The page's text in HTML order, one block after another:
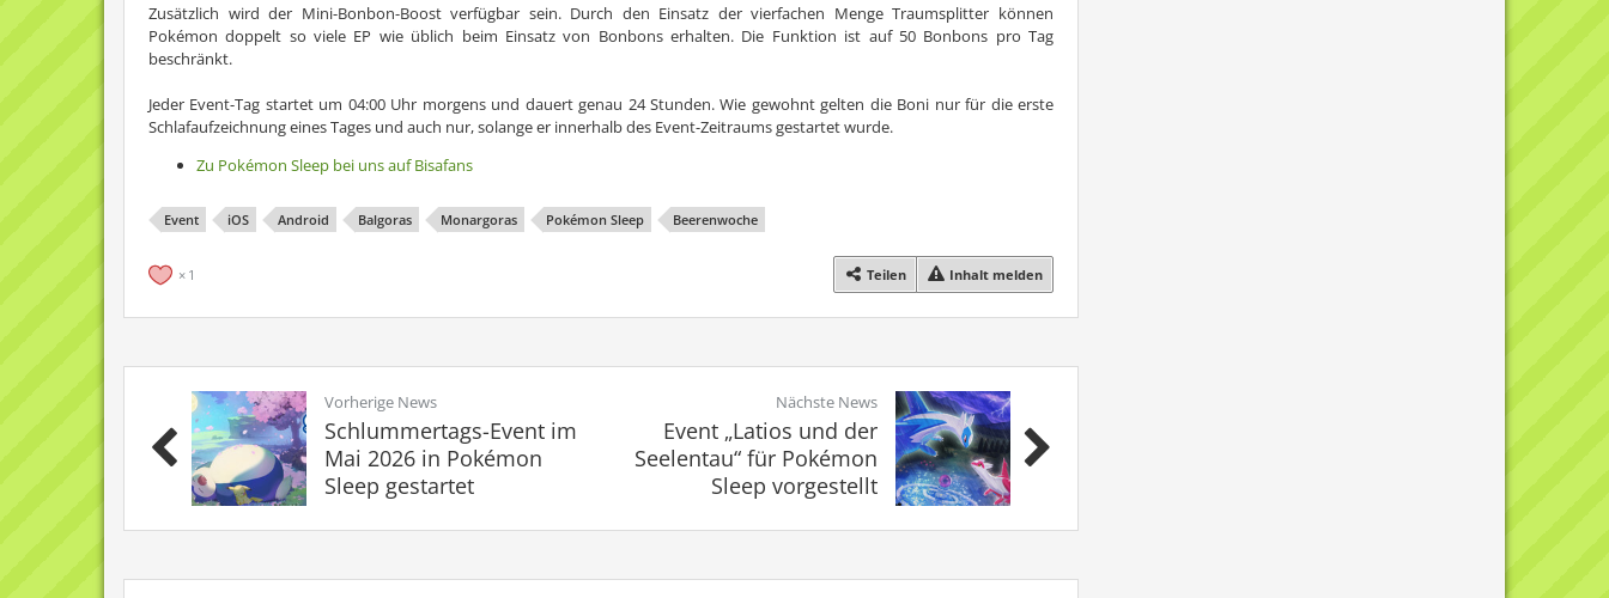
Zusätzlich wird der Mini-Bonbon-Boost verfügbar sein. Durch den Einsatz der vierfachen Menge Traumsplitter können
Pokémon doppelt so viele EP wie üblich beim Einsatz von Bonbons erhalten. Die Funktion ist auf 50 Bonbons pro Tag
beschränkt.
Jeder Event-Tag startet um 04:00 Uhr morgens und dauert genau 24 Stunden. Wie gewohnt gelten die Boni nur für die erste
Schlafaufzeichnung eines Tages und auch nur, solange er innerhalb des Event-Zeitraums gestartet wurde.
Zu Pokémon Sleep bei uns auf Bisafans
Event iOS Android Balgoras Monargoras Pokémon Sleep Beerenwoche
1 Teilen Inhalt melden
Vorherige News
Schlummertags-Event im
Mai 2026 in Pokémon
Sleep gestartet
Nächste News
Event „Latios und der
Seelentau“ für Pokémon
Sleep vorgestellt